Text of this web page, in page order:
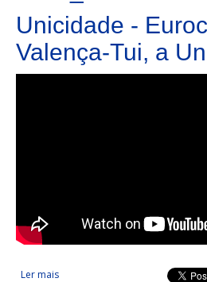
Unicidade -
Valença-Tui, a
Ler mais acerca de Unicidade -